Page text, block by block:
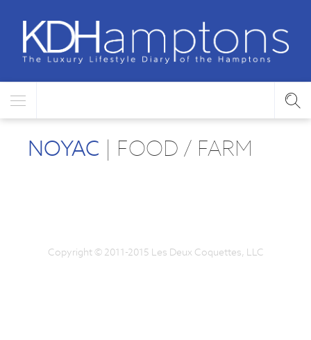
NOYAC | FOOD / FARM
Copyright © 2011-2015 Les Deux Coquettes, LLC